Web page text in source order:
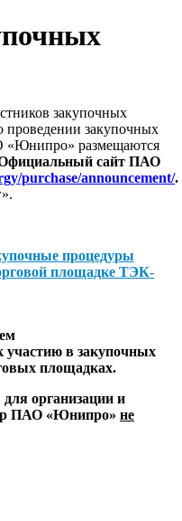
закупочных
проведении закупочных
«Юнипро» размещаются
сайт ПАО
purchase/announcement/.
процедуры
площадке ТЭК-
участию в закупочных
площадках.
организации и
ПАО «Юнипро» не